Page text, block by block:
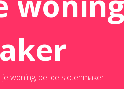
je woning, bel de slotenmaker